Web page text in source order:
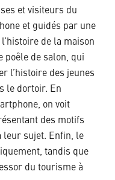
et visiteurs du
et guidés par une
de la maison
poêle de salon, qui
l’histoire des jeunes
le dortoir. En
on voit
des motifs
leur sujet. Enfin, le
tandis que
du tourisme à